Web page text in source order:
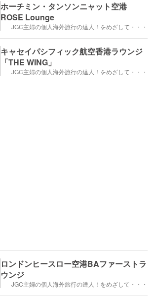
ホーチミン・タンソンニャット空港
ROSE Lounge
JGC主婦の個人海外旅行の達人！をめざして・・・
キャセイパシフィック航空香港ラウンジ
「THE WING」
JGC主婦の個人海外旅行の達人！をめざして・・・
ロンドンヒースロー空港BAファーストラ
ウンジ
JGC主婦の個人海外旅行の達人！をめざして・・・